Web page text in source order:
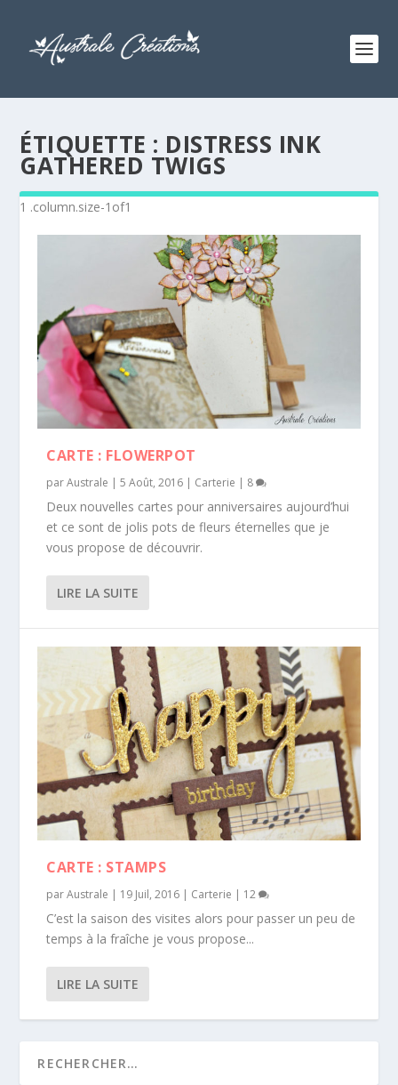
ÉTIQUETTE : DISTRESS INK
GATHERED TWIGS
CARTE : FLOWERPOT
parAustrale |5 Août, 2016 | Carterie | 8
Deux nouvelles cartes pour anniversaires aujourd’hui
et ce sont de jolis pots de fleurs éternelles que je
vous propose de découvrir.
LIRE LA SUITE
CARTE : STAMPS
parAustrale | 19 Juil, 2016 | Carterie | 12
C’est la saison des visites alors pour passer un peu de
temps à la fraîche je vous propose...
LIRE LA SUITE